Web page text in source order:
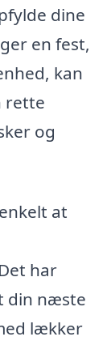
dine
en fest,
kan
rette
og
at
har
din næste
lækker